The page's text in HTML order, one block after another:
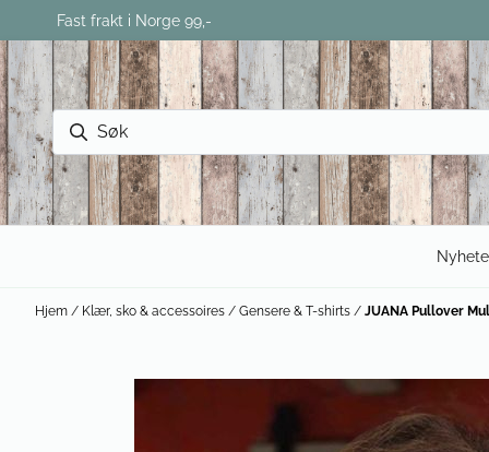
Hopp til innhold
Fast frakt i Norge 99,-
Hjem / Klær, sko & accessoires / Gensere & T-shirts / JUANA Pullover